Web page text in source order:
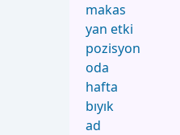
makas
yan etki
pozisyon
oda
hafta
bıyık
ad